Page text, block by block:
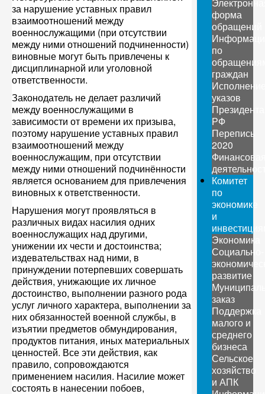
за нарушение уставных правил
взаимоотношений между
военнослужащими (при отсутствии
между ними отношений подчиненности)
виновные могут быть привлечены к
дисциплинарной или уголовной
ответственности.
Законодатель не делает различий
между военнослужащими в
зависимости от времени их призыва,
поэтому нарушение уставных правил
взаимоотношений между
военнослужащим, при отсутствии
между ними отношений подчинённости
является основанием для привлечения
виновных к ответственности.
Нарушения могyт проявляться в
различных видах насилия одних
военнослужащих над другими,
унижении их чести и достоинства;
издевательствах над ними, в
принуждении потерпевших совершать
действия, унижающие их личное
достоинство, выполнении разного рода
услуг личного характера, выполнении за
них обязанностей военной службы, в
изъятии предметов обмундирования,
продуктов питания, иных материальных
ценностей. Все эти действия, как
правило, сопровождаются
применением насилия. Насилие может
состоять в нанесении побоев,
форма
обращений
по
граждан
указов
Президента
РФ
Перепись
2020
Комитет
по
экономике
и
Экономика
Социально-
развитие
заказ
Поддержка
малого и
среднего
бизнеса
Сельское
хозяйство
и АПК